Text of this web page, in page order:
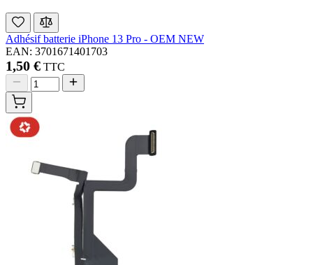
Adhésif batterie iPhone 13 Pro - OEM NEW
EAN: 3701671401703
1,50 € TTC